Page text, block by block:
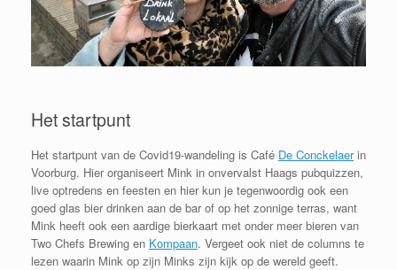
Het startpunt
Het startpunt van de Covid19-wandeling is Café De Conckelaerin
Voorburg. Hier organiseert Mink in onvervalst Haags pubquizzen,
live optredens en feesten en hier kun je tegenwoordig ook een
goed glas bier drinken aan de bar of op het zonnige terras, want
Mink heeft ook een aardige bierkaart met onder meer bieren van
Two Chefs Brewing en Kompaan. Vergeet ook niet de columns te
lezen waarin Mink op zijn Minks zijn kijk op de wereld geeft.